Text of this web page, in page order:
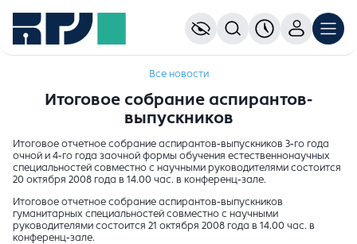
Все новости
Итоговое собрание аспирантов-
выпускников
Итоговое отчетное собрание аспирантов-выпускников 3-го года
очной и 4-го года заочной формы обучения естественнонаучных
специальностей совместно с научными руководителями состоится
20 октября 2008 года в 14.00 час. в конференц-зале.
Итоговое отчетное собрание аспирантов-выпускников
гуманитарных специальностей совместно с научными
руководителями состоится 21 октября 2008 года в 14.00 час. в
конференц-зале.